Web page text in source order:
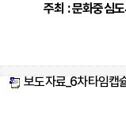
주최 :문화중심
보도자료_6차타임캡